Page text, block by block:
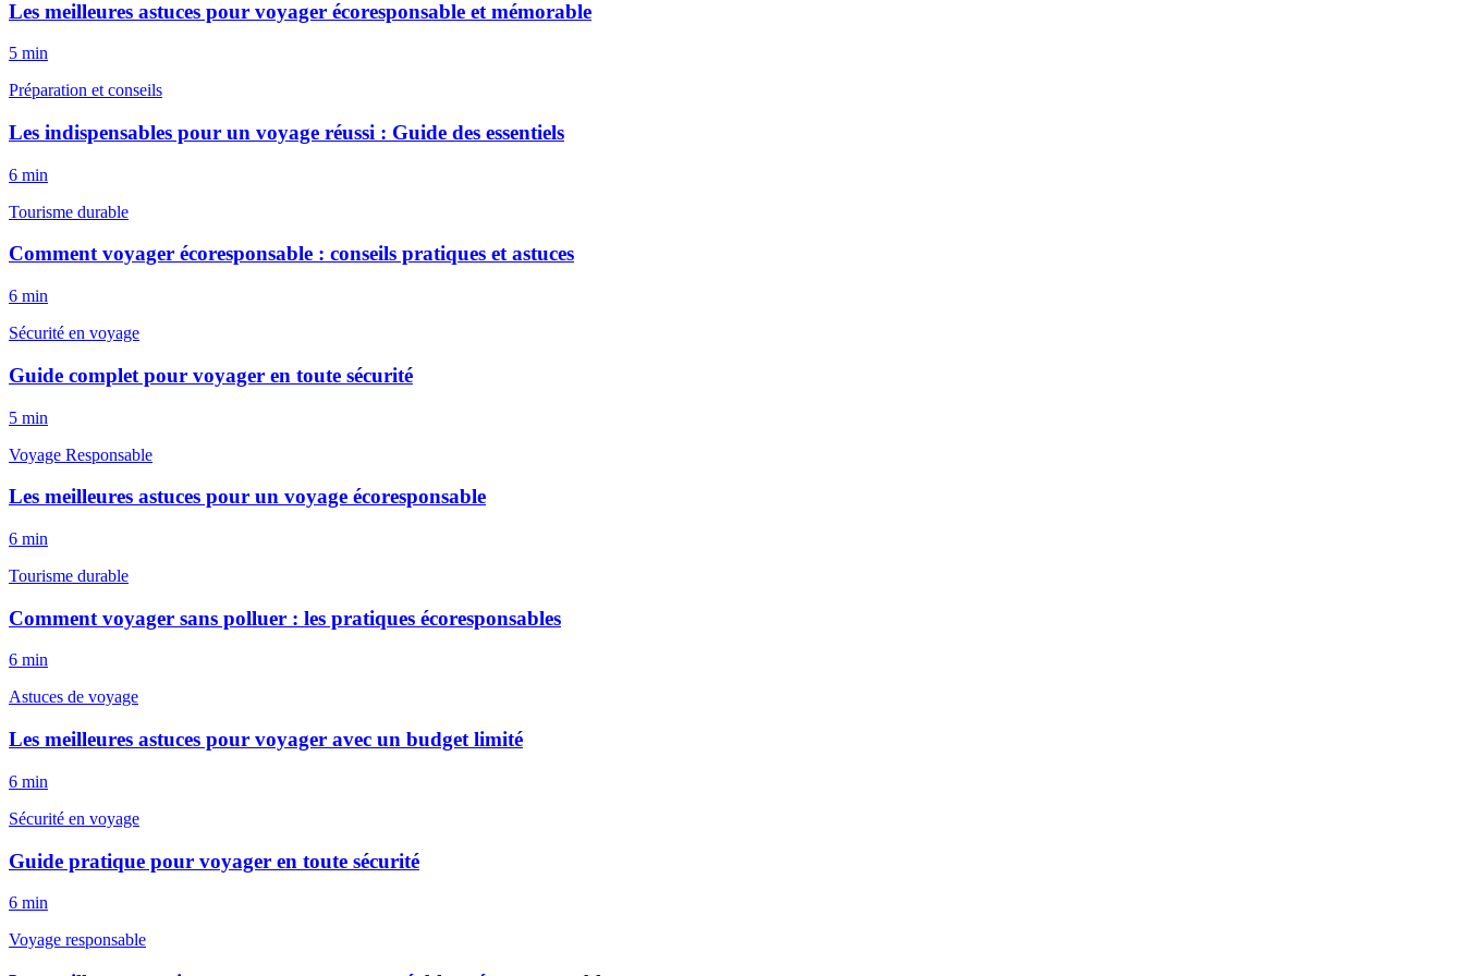
Les meilleures astuces pour voyager écoresponsable et mémorable
5 min
Préparation et conseils
Les indispensables pour un voyage réussi : Guide des essentiels
6 min
Tourisme durable
Comment voyager écoresponsable : conseils pratiques et astuces
6 min
Sécurité en voyage
Guide complet pour voyager en toute sécurité
5 min
Voyage Responsable
Les meilleures astuces pour un voyage écoresponsable
6 min
Tourisme durable
Comment voyager sans polluer : les pratiques écoresponsables
6 min
Astuces de voyage
Les meilleures astuces pour voyager avec un budget limité
6 min
Sécurité en voyage
Guide pratique pour voyager en toute sécurité
6 min
Voyage responsable